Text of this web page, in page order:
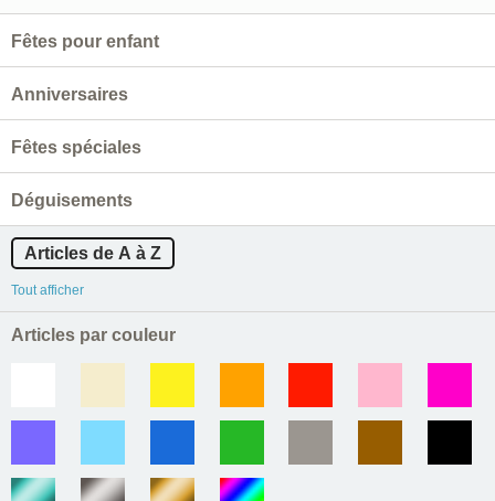
Fêtes pour enfant
Anniversaires
Fêtes spéciales
Déguisements
Articles de A à Z
Tout afficher
Articles par couleur